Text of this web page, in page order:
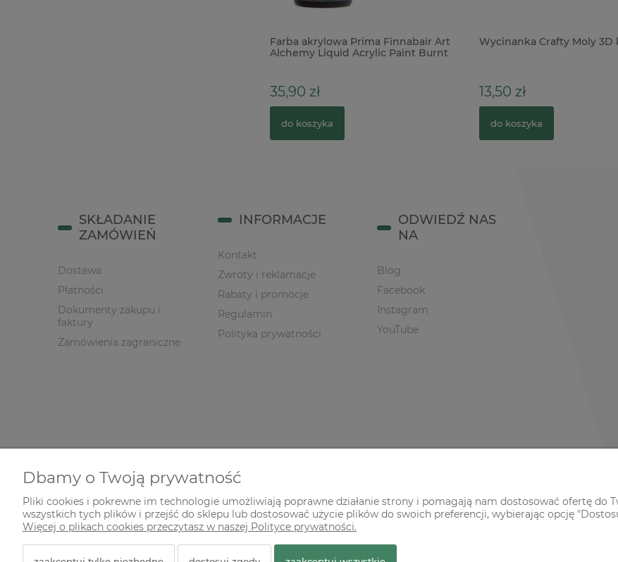
Farba akrylowa Prima Finnabair Art
Alchemy Liquid Acrylic Paint Burnt
35,90 zł
do koszyka
Wycinanka Crafty Moly 3D
13,50 zł
do koszyka
SKŁADANIE
ZAMÓWIEŃ
Dostawa
Płatności
Dokumenty zakupu i
faktury
Zamówienia zagraniczne
INFORMACJE
Kontakt
Zwroty i reklamacje
Rabaty i promocje
Regulamin
Polityka prywatności
ODWIEDŹ NAS
NA
Blog
Facebook
Instagram
YouTube
© 2026 zielonekoty.pl. Wszelkie prawa zastrzeżone.
Dbamy o Twoją prywatność
Pliki cookies i pokrewne im technologie umożliwiają poprawne działanie strony i pomagają nam dostosować ofertę do
wszystkich tych plików i przejść do sklepu lub dostosować użycie plików do swoich preferencji, wybierając opcję
Więcej o plikach cookies przeczytasz w naszej Polityce prywatności.